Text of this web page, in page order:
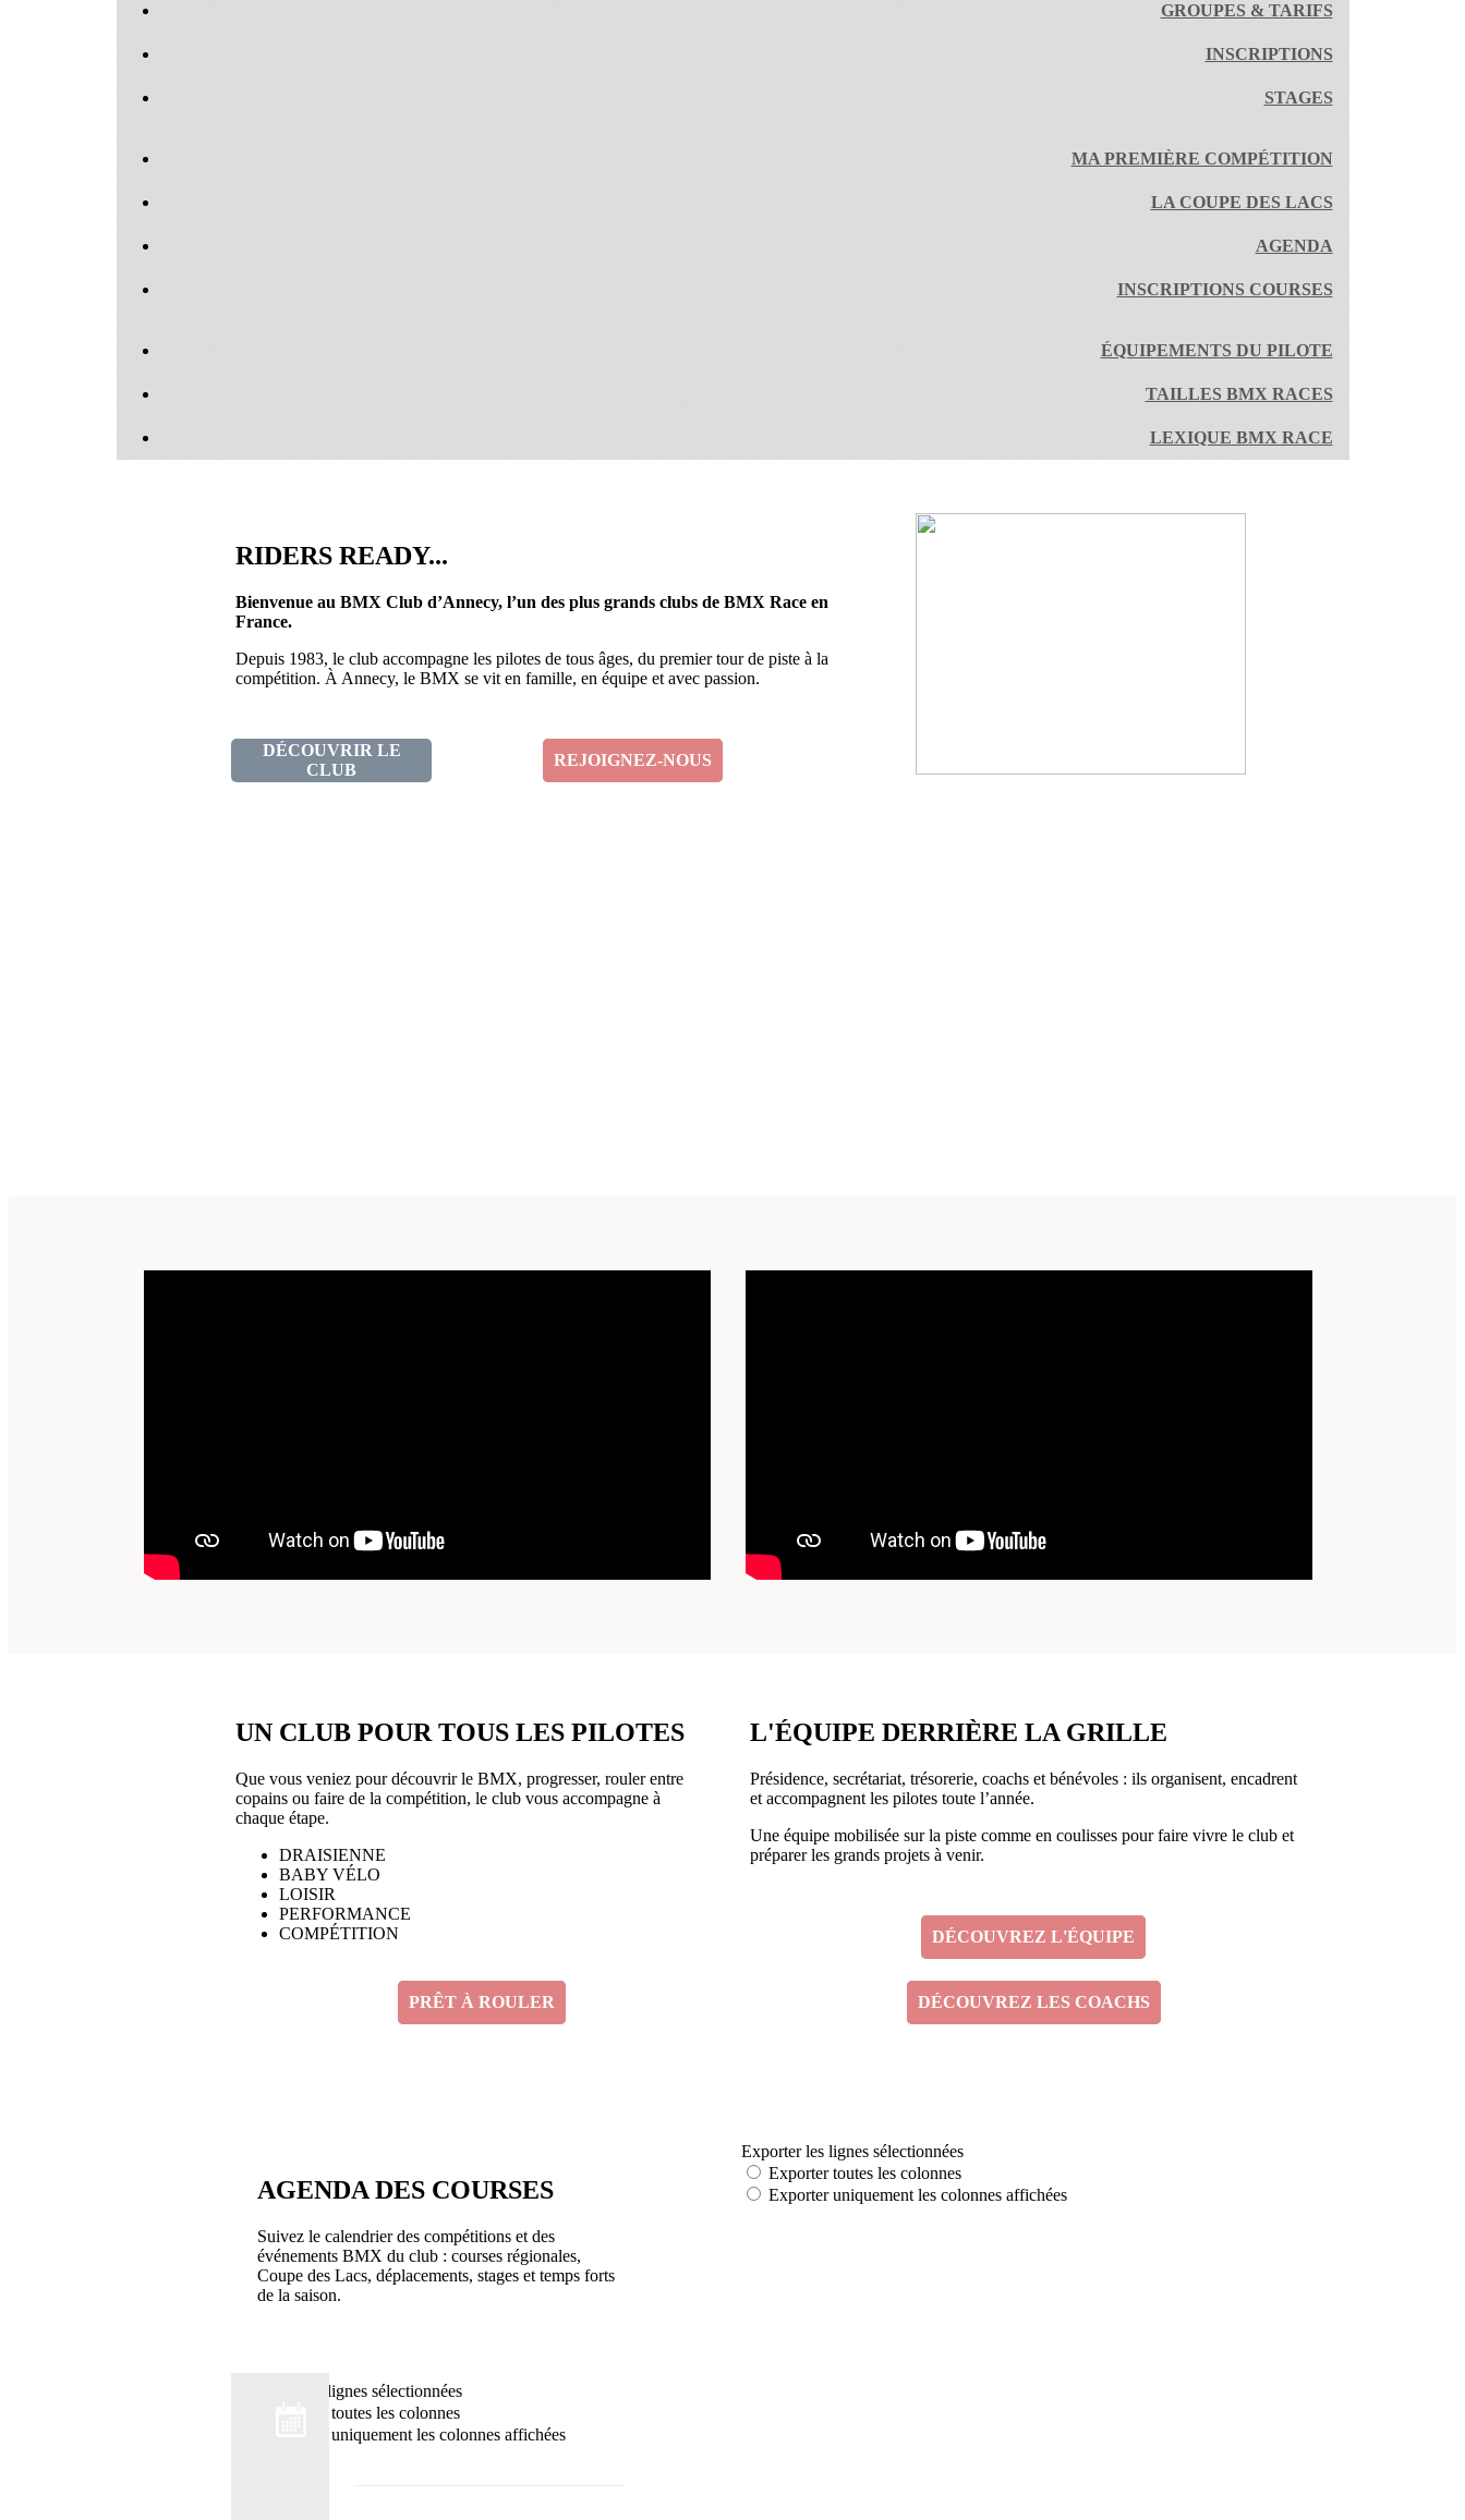
GROUPES & TARIFS
INSCRIPTIONS
STAGES
MA PREMIÈRE COMPÉTITION
LA COUPE DES LACS
AGENDA
INSCRIPTIONS COURSES
ÉQUIPEMENTS DU PILOTE
TAILLES BMX RACES
LEXIQUE BMX RACE
RIDERS READY...
Bienvenue au BMX Club d’Annecy, l’un des plus grands clubs de BMX Race en
France.
Depuis 1983, le club accompagne les pilotes de tous âges, du premier tour de piste à la
compétition. À Annecy, le BMX se vit en famille, en équipe et avec passion.
DÉCOUVRIR LE
CLUB
REJOIGNEZ-NOUS
UN CLUB POUR TOUS LES PILOTES
Que vous veniez pour découvrir le BMX, progresser, rouler entre
copains ou faire de la compétition, le club vous accompagne à
chaque étape.
DRAISIENNE
BABY VÉLO
LOISIR
PERFORMANCE
COMPÉTITION
L'ÉQUIPE DERRIÈRE LA GRILLE
Présidence, secrétariat, trésorerie, coachs et bénévoles : ils organisent, encadrent
et accompagnent les pilotes toute l’année.
Une équipe mobilisée sur la piste comme en coulisses pour faire vivre le club et
préparer les grands projets à venir.
DÉCOUVREZ L'ÉQUIPE
PRÊT À ROULER DÉCOUVREZ LES COACHS
AGENDA DES COURSES
Suivez le calendrier des compétitions et des
événements BMX du club : courses régionales,
Coupe des Lacs, déplacements, stages et temps forts
de la saison.